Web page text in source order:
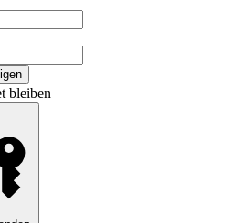
bleiben